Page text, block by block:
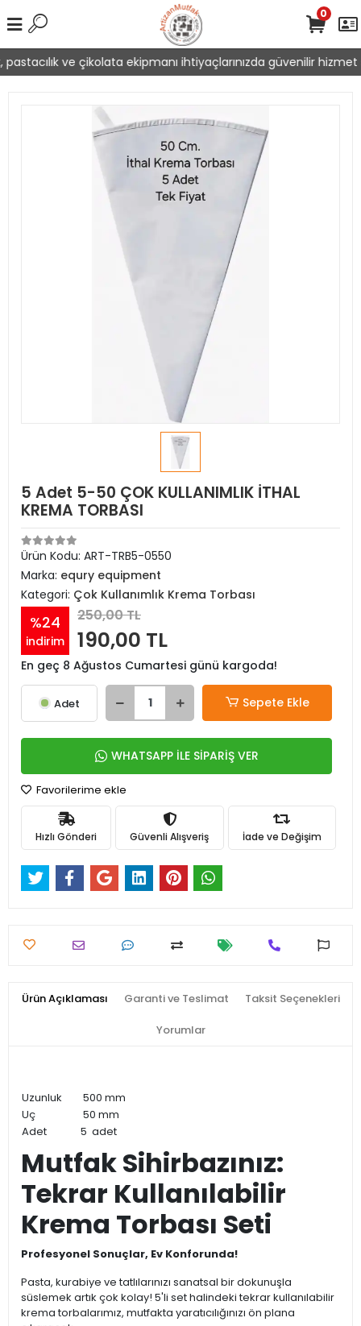
ve çikolata ekipmanı ihtiyaçlarınızda güvenilir hizmet
0
5 Adet 5-50 ÇOK KULLANIMLIK İTHAL
KREMA TORBASI
Ürün Kodu: ART-TRB5-0550
Marka: equry equipment
Kategori: Çok Kullanımlık Krema Torbası
%24
indirim
250,00 TL
190,00 TL
En geç 8 Ağustos Cumartesi günü kargoda!
Adet Sepete Ekle
WHATSAPP İLE SİPARİŞ VER
Favorilerime ekle
Hızlı Gönderi Güvenli Alışveriş İade ve Değişim
Ürün Açıklaması Garanti ve Teslimat Taksit Seçenekleri
Yorumlar
Uzunluk
500 mm
Uç
50 mm
Adet
5 adet
Mutfak Sihirbazınız:
Tekrar Kullanılabilir
Krema Torbası Seti
Profesyonel Sonuçlar, Ev Konforunda!
Pasta, kurabiye ve tatlılarınızı sanatsal bir dokunuşla
süslemek artık çok kolay! 5'li set halindeki tekrar kullanılabilir
krema torbalarımız, mutfakta yaratıcılığınızı ön plana